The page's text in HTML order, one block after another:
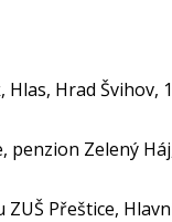
Hrad Švihov,
penzion Zelený
Přeštice,